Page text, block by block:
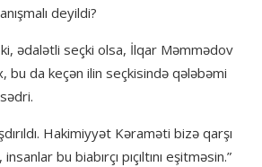
deyildi?
ki, ədalətli seçki olsa, İlqar Məmmədov
bu da keçən ilin seçkisində qələbəmi
Hakimiyyət Kəraməti bizə qarşı
insanlar bu biabırçı pıçıltını eşitməsin.”